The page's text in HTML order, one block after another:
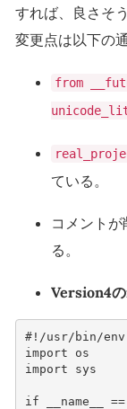
すれば、良さそう
変更点は以下の
from
ている。
コメント
る。
Version4
#!/usr/bin/env
import
os
import
sys
if __name__ ==